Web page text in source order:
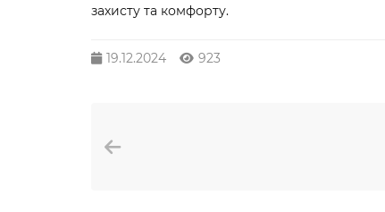
захисту та комфорту.
19.12.2024 923